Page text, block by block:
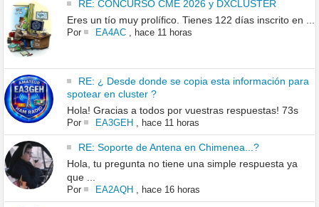
RE: CONCURSO CME 2026 y DXCLUSTER
Eres un tío muy prolífico. Tienes 122 días inscrito en ...
Por EA4AC, hace 11 horas
RE: ¿ Desde donde se copia esta información para
spotear en cluster ?
Hola! Gracias a todos por vuestras respuestas! 73s
Por EA3GEH, hace 11 horas
RE: Soporte de Antena en Chimenea...?
Hola, tu pregunta no tiene una simple respuesta ya
que ...
Por EA2AQH, hace 16 horas